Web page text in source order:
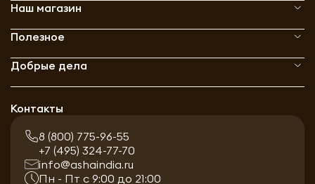
Наш магазин
Полезное
Добрые дела
Контакты
8 (800) 775-96-55
+7 (495) 324-77-70
info@ashaindia.ru
Пн - Пт с 9:00 до 21:00